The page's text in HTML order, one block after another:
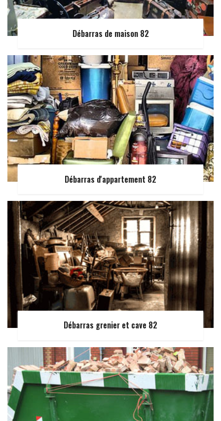
Débarras de maison 82
Débarras d'appartement 82
Débarras grenier et cave 82